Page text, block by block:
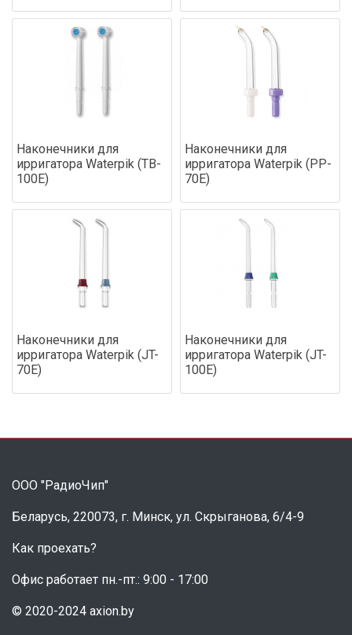
Наконечники для
ирригатора Waterpik (TB-
100E)
Наконечники для
ирригатора Waterpik (PP-
70E)
Наконечники для
ирригатора Waterpik (JT-
70E)
Наконечники для
ирригатора Waterpik (JT-
100E)
ООО "РадиоЧип"
Беларусь, 220073, г. Минск, ул. Скрыганова, 6/4-9
Как проехать?
Офис работает пн.-пт.: 9:00 - 17:00
© 2020-2024 axion.by